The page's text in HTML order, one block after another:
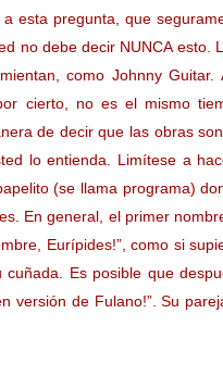
esta pregunta, que
no debe decir NUNCA esto.
como Johnny Guitar.
cierto, no es el mismo
de decir que las obras
lo entienda. Limítese a
(se llama programa)
En general, el primer
Eurípides!”, como si
Es posible que
versión de Fulano!”. Su